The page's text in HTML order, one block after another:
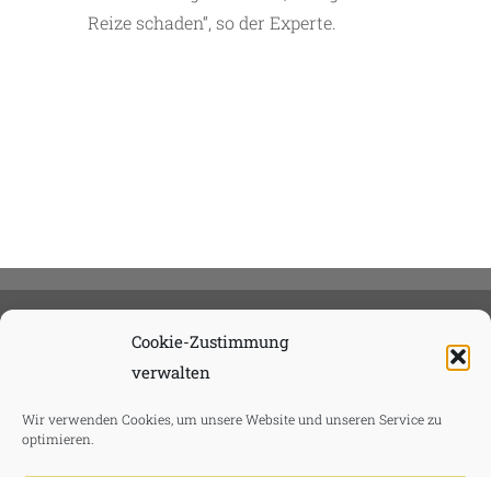
Cookie-Zustimmung
verwalten
Wir verwenden Cookies, um unsere Website und unseren Service zu
optimieren.
Reize schaden“, so der Experte.